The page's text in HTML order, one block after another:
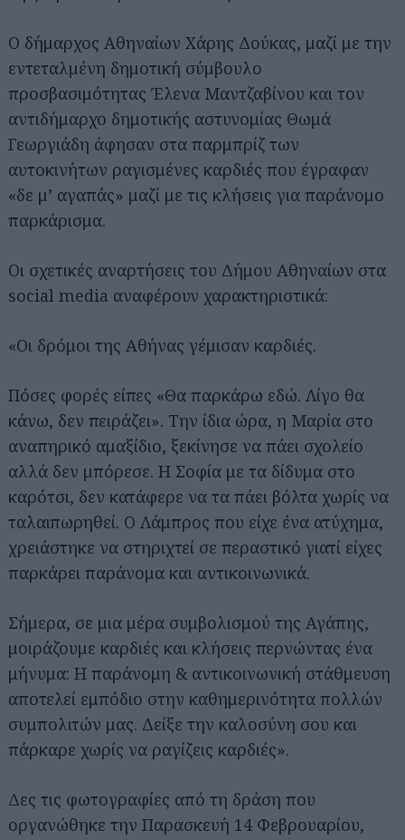
Ο δήμαρχος Αθηναίων Χάρης Δούκας, μαζί με την
εντεταλμένη δημοτική σύμβουλο
προσβασιμότητας Έλενα Μαντζαβίνου και τον
αντιδήμαρχο δημοτικής αστυνομίας Θωμά
Γεωργιάδη άφησαν στα παρμπρίζ των
αυτοκινήτων ραγισμένες καρδιές που έγραφαν
«δε μ’ αγαπάς» μαζί με τις κλήσεις για παράνομο
παρκάρισμα.
Οι σχετικές αναρτήσεις του Δήμου Αθηναίων στα
social media αναφέρουν χαρακτηριστικά:
«Οι δρόμοι της Αθήνας γέμισαν καρδιές.
Πόσες φορές είπες «Θα παρκάρω εδώ. Λίγο θα
κάνω, δεν πειράζει». Την ίδια ώρα, η Μαρία στο
αναπηρικό αμαξίδιο, ξεκίνησε να πάει σχολείο
αλλά δεν μπόρεσε. Η Σοφία με τα δίδυμα στο
καρότσι, δεν κατάφερε να τα πάει βόλτα χωρίς να
ταλαιπωρηθεί. Ο Λάμπρος που είχε ένα ατύχημα,
χρειάστηκε να στηριχτεί σε περαστικό γιατί είχες
παρκάρει παράνομα και αντικοινωνικά.
Σήμερα, σε μια μέρα συμβολισμού της Αγάπης,
μοιράζουμε καρδιές και κλήσεις περνώντας ένα
μήνυμα: Η παράνομη & αντικοινωνική στάθμευση
αποτελεί εμπόδιο στην καθημερινότητα πολλών
συμπολιτών μας. Δείξε την καλοσύνη σου και
πάρκαρε χωρίς να ραγίζεις καρδιές».
Δες τις φωτογραφίες από τη δράση που
οργανώθηκε την Παρασκευή 14 Φεβρουαρίου,